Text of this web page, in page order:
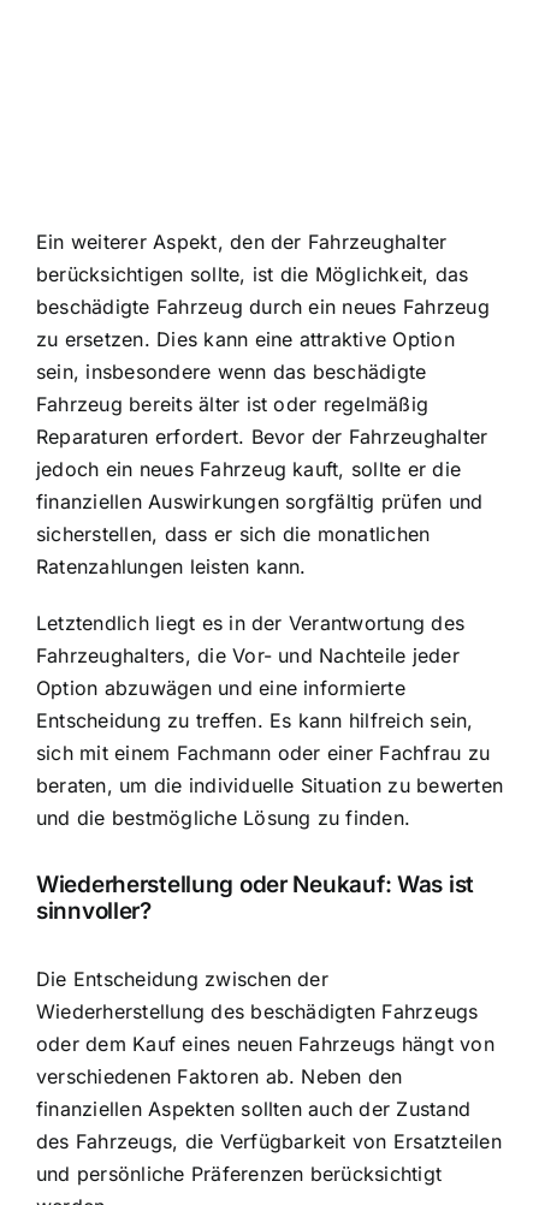
Ein weiterer Aspekt, den der Fahrzeughalter
berücksichtigen sollte, ist die Möglichkeit, das
beschädigte Fahrzeug durch ein neues Fahrzeug
zu ersetzen. Dies kann eine attraktive Option
sein, insbesondere wenn das beschädigte
Fahrzeug bereits älter ist oder regelmäßig
Reparaturen erfordert. Bevor der Fahrzeughalter
jedoch ein neues Fahrzeug kauft, sollte er die
finanziellen Auswirkungen sorgfältig prüfen und
sicherstellen, dass er sich die monatlichen
Ratenzahlungen leisten kann.
Letztendlich liegt es in der Verantwortung des
Fahrzeughalters, die Vor- und Nachteile jeder
Option abzuwägen und eine informierte
Entscheidung zu treffen. Es kann hilfreich sein,
sich mit einem Fachmann oder einer Fachfrau zu
beraten, um die individuelle Situation zu bewerten
und die bestmögliche Lösung zu finden.
Wiederherstellung oder Neukauf: Was ist
sinnvoller?
Die Entscheidung zwischen der
Wiederherstellung des beschädigten Fahrzeugs
oder dem Kauf eines neuen Fahrzeugs hängt von
verschiedenen Faktoren ab. Neben den
finanziellen Aspekten sollten auch der Zustand
des Fahrzeugs, die Verfügbarkeit von Ersatzteilen
und persönliche Präferenzen berücksichtigt